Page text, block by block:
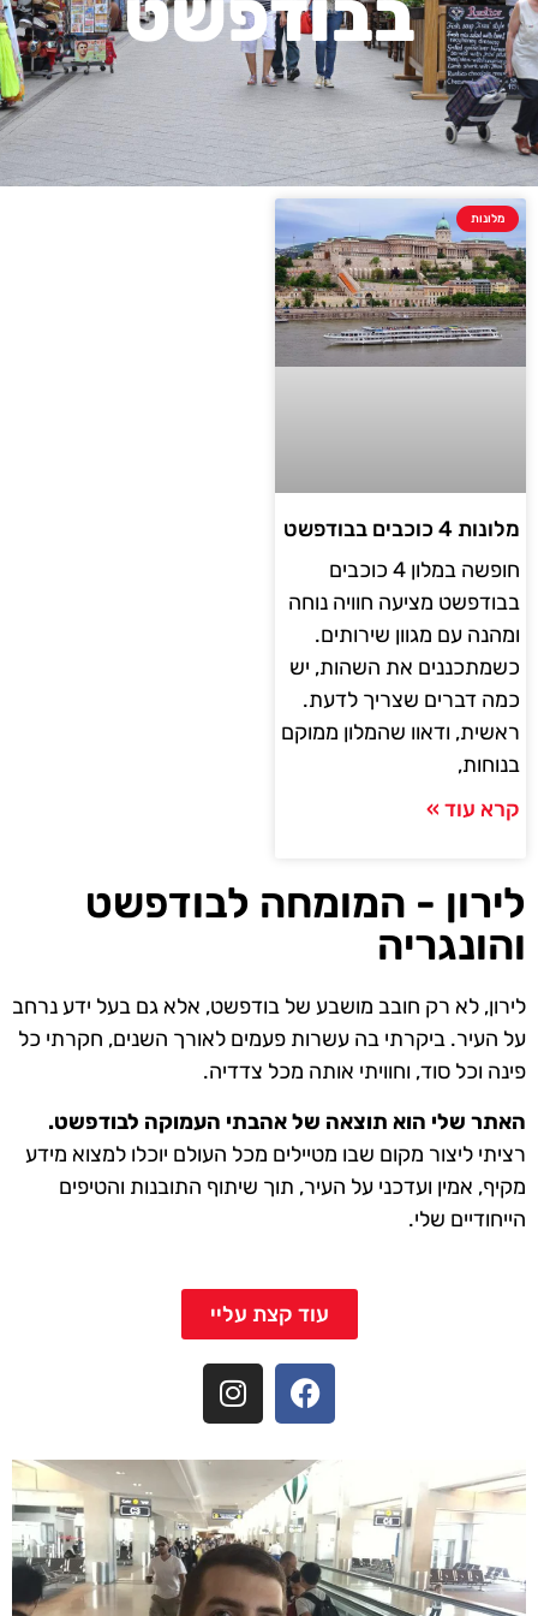
מלונות
מלונות 4 כוכבים בבודפשט
חופשה במלון 4 כוכבים
בבודפשט מציעה חוויה נוחה
ומהנה עם מגוון שירותים.
כשמתכננים את השהות, יש
כמה דברים שצריך לדעת.
ראשית, ודאוו שהמלון ממוקם
בנוחות,
קרא עוד »
לירון - המומחה לבודפשט
והונגריה
לירון, לא רק חובב מושבע של בודפשט, אלא גם בעל ידע נרחב
על העיר. ביקרתי בה עשרות פעמים לאורך השנים, חקרתי כל
פינה וכל סוד, וחוויתי אותה מכל צדדיה.
האתר שלי הוא תוצאה של אהבתי העמוקה לבודפשט.
רציתי ליצור מקום שבו מטיילים מכל העולם יוכלו למצוא מידע
מקיף, אמין ועדכני על העיר, תוך שיתוף התובנות והטיפים
הייחודיים שלי.
עוד קצת עליי